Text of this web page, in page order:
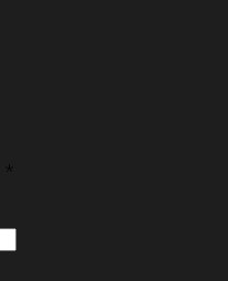
*